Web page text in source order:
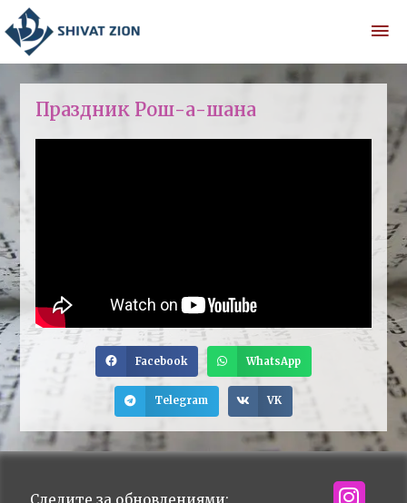
Праздник Рош-а-шана
Facebook WhatsApp
Telegram VK